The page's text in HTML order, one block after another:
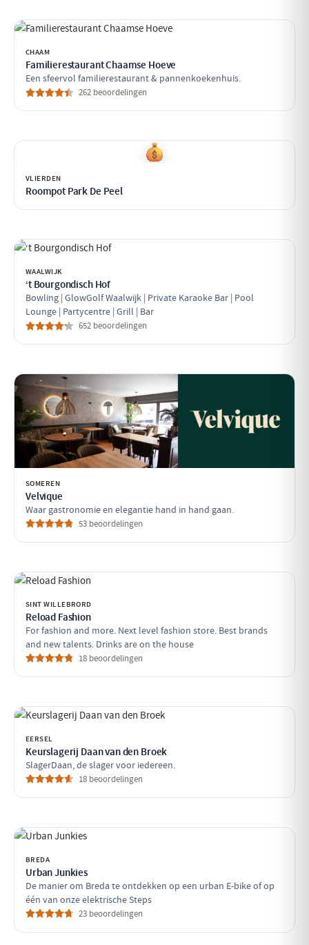
CHAAM
Familierestaurant Chaamse Hoeve
Een sfeervol familierestaurant & pannenkoekenhuis.
262 beoordelingen
VLIERDEN
Roompot Park De Peel
WAALWIJK
‘t Bourgondisch Hof
Bowling | GlowGolf Waalwijk | Private Karaoke Bar | Pool
Lounge | Partycentre | Grill | Bar
652 beoordelingen
SOMEREN
Velvique
Waar gastronomie en elegantie hand in hand gaan.
53 beoordelingen
SINT WILLEBRORD
Reload Fashion
For fashion and more. Next level fashion store. Best brands
and new talents. Drinks are on the house
18 beoordelingen
EERSEL
Keurslagerij Daan van den Broek
SlagerDaan, de slager voor iedereen.
18 beoordelingen
BREDA
Urban Junkies
De manier om Breda te ontdekken op een urban E-bike of op
één van onze elektrische Steps
23 beoordelingen